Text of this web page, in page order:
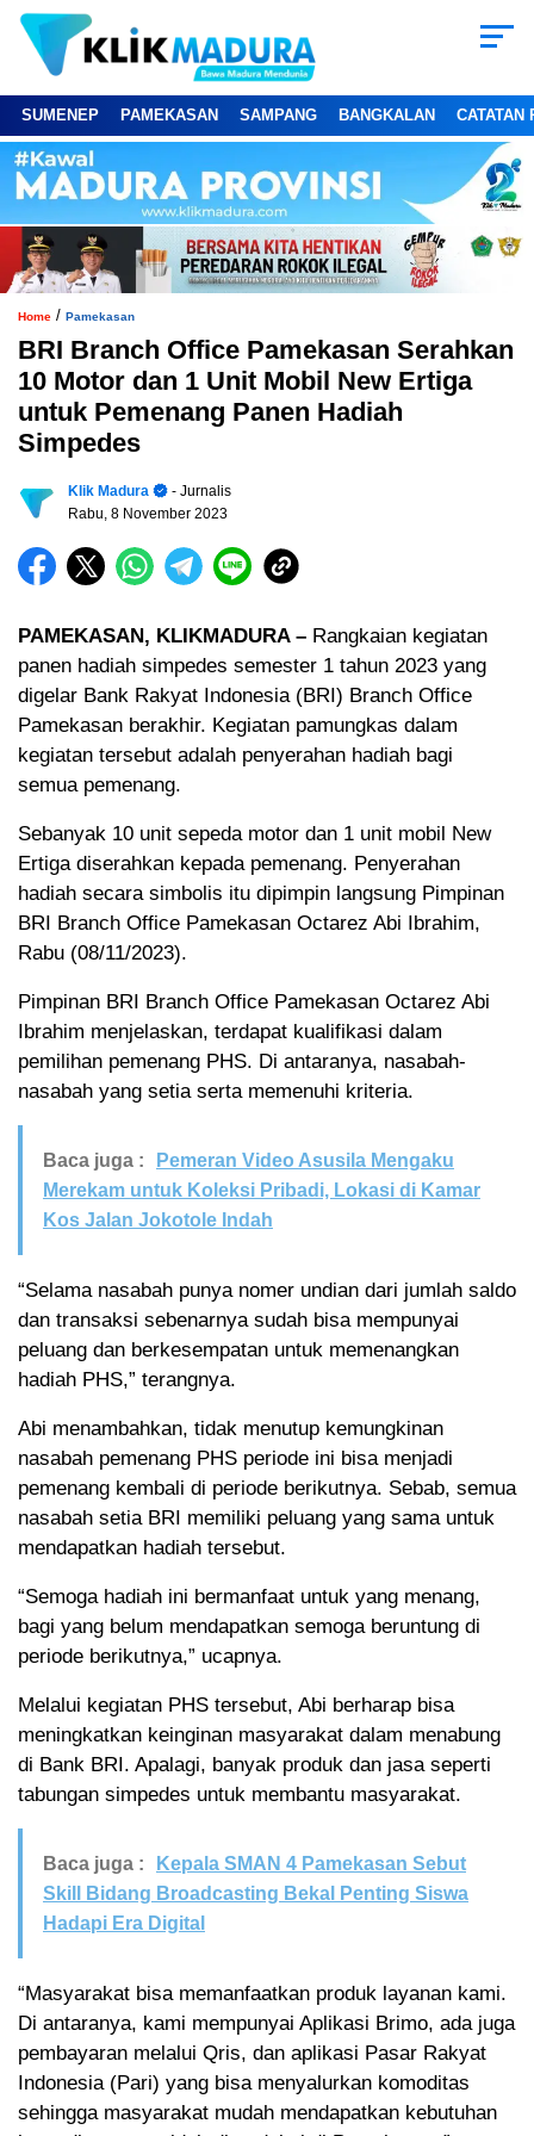
SUMENEP PAMEKASAN SAMPANG BANGKALAN CATATAN
Home / Pamekasan
BRI Branch Office Pamekasan Serahkan
10 Motor dan 1 Unit Mobil New Ertiga
untuk Pemenang Panen Hadiah
Simpedes
Klik Madura
- Jurnalis
Rabu, 8 November 2023
PAMEKASAN, KLIKMADURA – Rangkaian kegiatan
panen hadiah simpedes semester 1 tahun 2023 yang
digelar Bank Rakyat Indonesia (BRI) Branch Office
Pamekasan berakhir. Kegiatan pamungkas dalam
kegiatan tersebut adalah penyerahan hadiah bagi
semua pemenang.
Sebanyak 10 unit sepeda motor dan 1 unit mobil New
Ertiga diserahkan kepada pemenang. Penyerahan
hadiah secara simbolis itu dipimpin langsung Pimpinan
BRI Branch Office Pamekasan Octarez Abi Ibrahim,
Rabu (08/11/2023).
Pimpinan BRI Branch Office Pamekasan Octarez Abi
Ibrahim menjelaskan, terdapat kualifikasi dalam
pemilihan pemenang PHS. Di antaranya, nasabah-
nasabah yang setia serta memenuhi kriteria.
Baca juga :
Pemeran Video Asusila Mengaku
Merekam untuk Koleksi Pribadi, Lokasi di Kamar
Kos Jalan Jokotole Indah
“Selama nasabah punya nomer undian dari jumlah saldo
dan transaksi sebenarnya sudah bisa mempunyai
peluang dan berkesempatan untuk memenangkan
hadiah PHS,” terangnya.
Abi menambahkan, tidak menutup kemungkinan
nasabah pemenang PHS periode ini bisa menjadi
pemenang kembali di periode berikutnya. Sebab, semua
nasabah setia BRI memiliki peluang yang sama untuk
mendapatkan hadiah tersebut.
“Semoga hadiah ini bermanfaat untuk yang menang,
bagi yang belum mendapatkan semoga beruntung di
periode berikutnya,” ucapnya.
Melalui kegiatan PHS tersebut, Abi berharap bisa
meningkatkan keinginan masyarakat dalam menabung
di Bank BRI. Apalagi, banyak produk dan jasa seperti
tabungan simpedes untuk membantu masyarakat.
Baca juga :
Kepala SMAN 4 Pamekasan Sebut
Skill Bidang Broadcasting Bekal Penting Siswa
Hadapi Era Digital
“Masyarakat bisa memanfaatkan produk layanan kami.
Di antaranya, kami mempunyai Aplikasi Brimo, ada juga
pembayaran melalui Qris, dan aplikasi Pasar Rakyat
Indonesia (Pari) yang bisa menyalurkan komoditas
sehingga masyarakat mudah mendapatkan kebutuhan